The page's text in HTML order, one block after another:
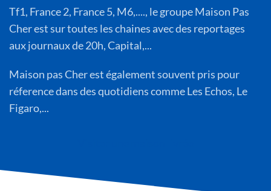
Tf1, France 2, France 5, M6,...., le groupe Maison Pas
Cher est sur toutes les chaines avec des reportages
aux journaux de 20h, Capital,...
Maison pas Cher est également souvent pris pour
réference dans des quotidiens comme Les Echos, Le
Figaro,...